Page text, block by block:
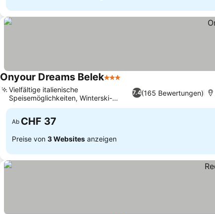
Onyour Dreams Belek3 Sterne
7.4(165 Bewertungen)
Vielfältige italienische
Speisemöglichkeiten, Winterski-
Möglichkeiten
Ab CHF 37
Preise von 3 Websites anzeigen